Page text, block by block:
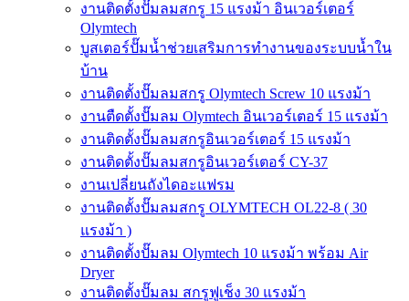
งานติดตั้งปั๊มลมสกรู 15 แรงม้า อินเวอร์เตอร์
Olymtech
บูสเตอร์ปั๊มน้ำช่วยเสริมการทำงานของระบบน้ำใน
บ้าน
งานติดตั้งปั๊มลมสกรู Olymtech Screw 10 แรงม้า
งานตืดตั้งปั๊มลม Olymtech อินเวอร์เตอร์ 15 แรงม้า
งานติดตั้งปั๊มลมสกรูอินเวอร์เตอร์ 15 แรงม้า
งานติดตั้งปั๊มลมสกรูอินเวอร์เตอร์ CY-37
งานเปลี่ยนถังไดอะแฟรม
งานติดตั้งปั๊มลมสกรู OLYMTECH OL22-8 ( 30
แรงม้า )
งานติดตั้งปั๊มลม Olymtech 10 แรงม้า พร้อม Air
Dryer
งานติดตั้งปั๊มลม สกรูฟูเช็ง 30 แรงม้า